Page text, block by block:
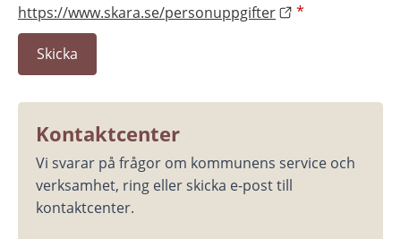
https://www.skara.se/personuppgifter
*
Kontaktcenter
Vi svarar på frågor om kommunens service och
verksamhet, ring eller skicka e-post till
kontaktcenter.